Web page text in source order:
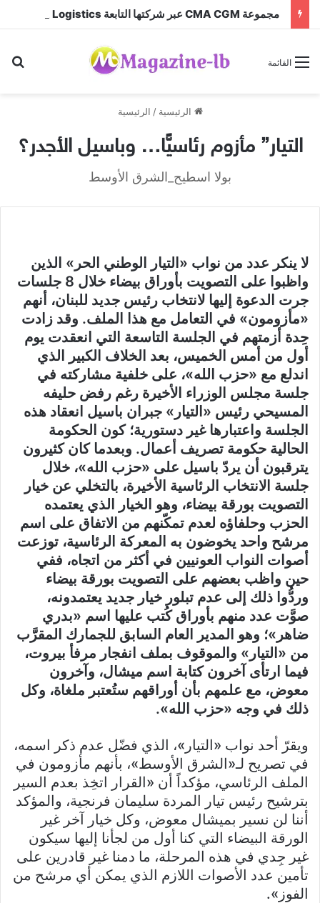
القائمة
الرئيسية / الرئيسية
التيار” مأزوم رئاسيًّا… وباسيل الأجدر؟
بولا اسطيح_الشرق الأوسط
لا ينكر عدد من نواب «التيار الوطني الحر» الذين
واظبوا على التصويت بأوراق بيضاء خلال 8 جلسات
جرت الدعوة إليها لانتخاب رئيس جديد للبنان، أنهم
«مأزومون» في التعامل مع هذا الملف. وقد زادت
حِدة أزمتهم في الجلسة التاسعة التي انعقدت يوم
أول من أمس الخميس، بعد الخلاف الكبير الذي
اندلع مع «حزب الله»، على خلفية مشاركته في
جلسة مجلس الوزراء الأخيرة رغم رفض حليفه
المسيحي رئيس «التيار» جبران باسيل انعقاد هذه
الجلسة واعتبارها غير دستورية؛ كون الحكومة
الحالية حكومة تصريف أعمال. وبعدما كان كثيرون
يترقبون أن يردّ باسيل على «حزب الله»، خلال
جلسة الانتخاب الرئاسية الأخيرة، بالتخلي عن خيار
التصويت بورقة بيضاء، وهو الخيار الذي يعتمده
الحزب وحلفاؤه لعدم تمكّنهم من الاتفاق على اسم
مرشح واحد يخوضون به المعركة الرئاسية، توزعت
أصوات النواب العونيين في أكثر من اتجاه، ففي
حين واظب بعضهم على التصويت بورقة بيضاء
وردُّوا ذلك إلى عدم تبلور خيار جديد يعتمدونه،
صوَّت عدد منهم بأوراق كُتب عليها اسم «بدري
ضاهر»؛ وهو المدير العام السابق للجمارك المقرَّب
من «التيار» والموقوف بملف انفجار مرفأ بيروت،
فيما ارتأى آخرون كتابة اسم ميشال، وآخرون
معوض، مع علمهم بأن أوراقهم ستُعتبر ملغاة، وكل
ذلك في وجه «حزب الله».
ويقرّ أحد نواب «التيار»، الذي فضّل عدم ذكر اسمه،
في تصريح لـ«الشرق الأوسط»، بأنهم مأزومون في
الملف الرئاسي، مؤكداً أن «القرار اتخِذ بعدم السير
بترشيح رئيس تيار المردة سليمان فرنجية، والمؤكد
أننا لن نسير بميشال معوض، وكل خيار آخر غير
الورقة البيضاء التي كنا أول من لجأنا إليها سيكون
غير جِدي في هذه المرحلة، ما دمنا غير قادرين على
تأمين عدد الأصوات اللازم الذي يمكن أي مرشح من
الفوز».